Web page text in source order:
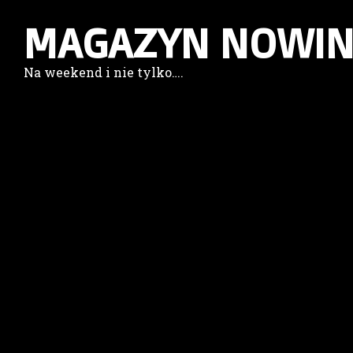
MAGAZYN
Na weekend i nie tylko….